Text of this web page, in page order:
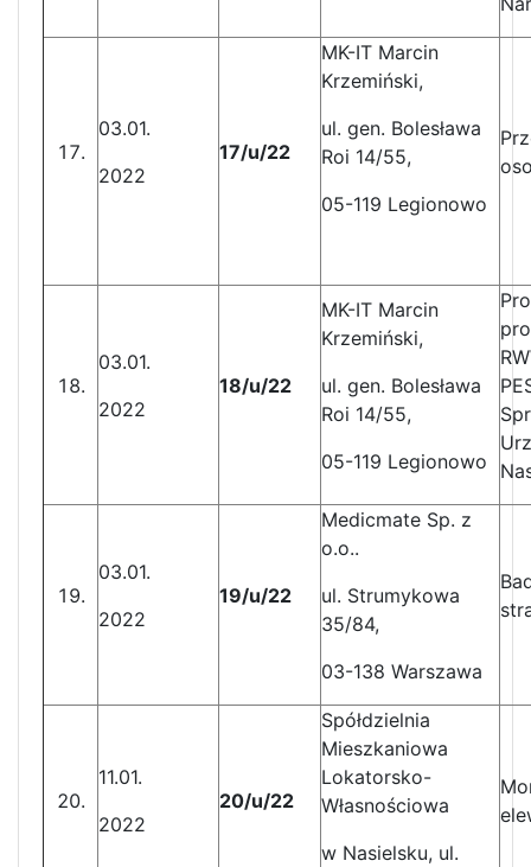
03.01.
2022
17/u/22
MK-IT Marcin
Krzemiński,
ul. gen. Bolesława
Roi 14/55,
05-119 Legionowo
03.01.
2022
18/u/22
MK-IT Marcin
Krzemiński,
ul. gen. Bolesława
Roi 14/55,
05-119 Legionowo
03.01.
2022
19/u/22
Medicmate Sp. z
o.o..
ul. Strumykowa
35/84,
03-138 Warszawa
11.01.
2022
20/u/22
Spółdzielnia
Mieszkaniowa
Lokatorsko-
Własnościowa
w Nasielsku, ul.